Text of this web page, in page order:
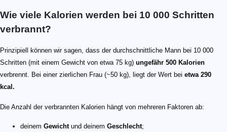
Wie viele Kalorien werden bei 10 000 Schritten
verbrannt?
Prinzipiell können wir sagen, dass der durchschnittliche Mann bei 10 000
Schritten (mit einem Gewicht von etwa 75 kg) ungefähr 500 Kalorien
verbrennt. Bei einer zierlichen Frau (~50 kg), liegt der Wert bei etwa 290
kcal.
Die Anzahl der verbrannten Kalorien hängt von mehreren Faktoren ab:
deinem Gewichtund deinem Geschlecht;